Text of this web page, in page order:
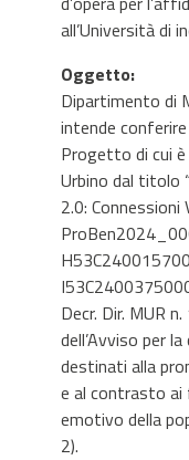
all’Università di
Oggetto:
Dipartimento di
intende conferire
Progetto di cui è
Urbino dal titolo
2.0: Connessioni
Decr. Dir. MUR
dell’Avviso per
destinati alla
e al contrasto ai
emotivo della
2).